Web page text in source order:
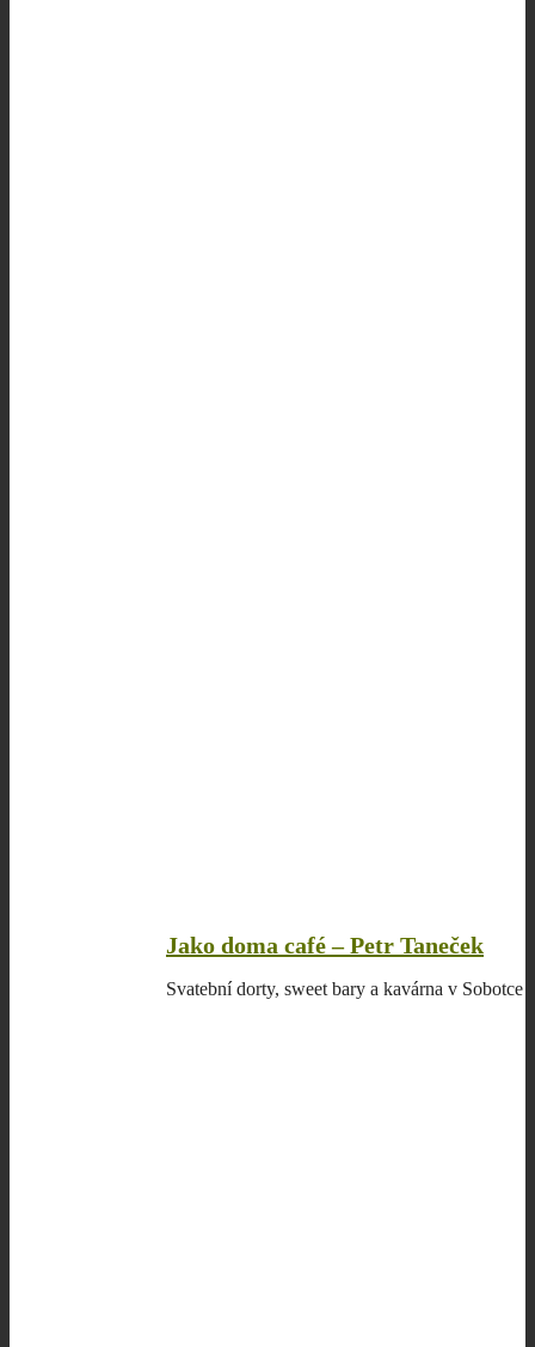
Jako doma café – Petr Taneček
Svatební dorty, sweet bary a kavárna v Sobotce